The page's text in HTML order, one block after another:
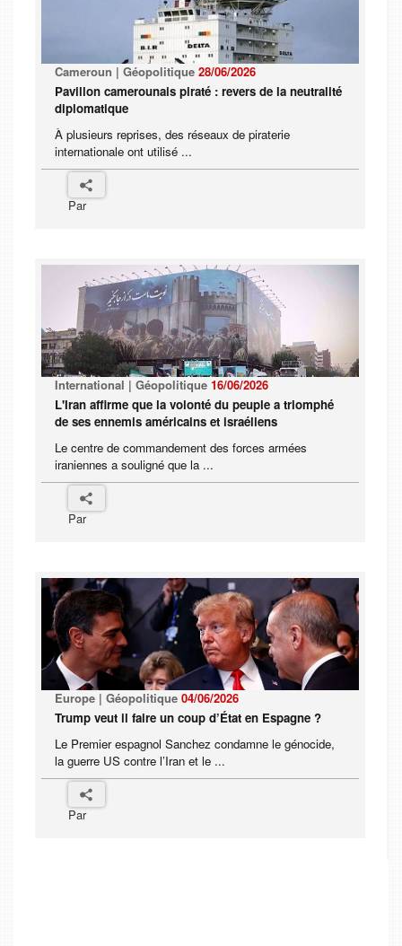
Cameroun | Géopolitique 28/06/2026
Pavillon camerounais piraté : revers de la neutralité
diplomatique
À plusieurs reprises, des réseaux de piraterie
internationale ont utilisé ...
Par
International | Géopolitique 16/06/2026
L'Iran affirme que la volonté du peuple a triomphé
de ses ennemis américains et israéliens
Le centre de commandement des forces armées
iraniennes a souligné que la ...
Par
Europe | Géopolitique 04/06/2026
Trump veut il faire un coup d’État en Espagne ?
Le Premier espagnol Sanchez condamne le génocide,
la guerre US contre l’Iran et le ...
Par